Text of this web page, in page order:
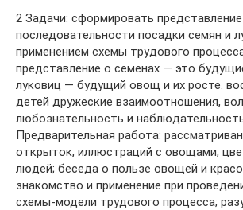
2 Задачи: сформировать
последовательности посадки семян и
применением схемы трудового
представление о семенах — это
луковиц — будущий овощ и их росте.
детей дружеские взаимоотношения,
любознательность и
Предварительная работа:
открыток, иллюстраций с овощами,
людей; беседа о пользе овощей и
знакомство и применение при
схемы-модели трудового процесса;